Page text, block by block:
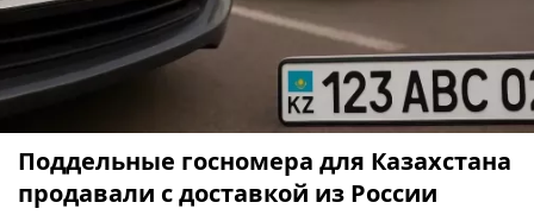
Поддельные госномера для Казахстана
продавали с доставкой из России